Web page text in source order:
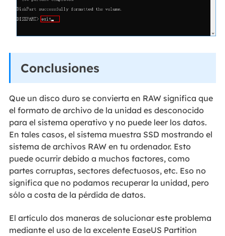
Conclusiones
Que un disco duro se convierta en RAW significa que
el formato de archivo de la unidad es desconocido
para el sistema operativo y no puede leer los datos.
En tales casos, el sistema muestra SSD mostrando el
sistema de archivos RAW en tu ordenador. Esto
puede ocurrir debido a muchos factores, como
partes corruptas, sectores defectuosos, etc. Eso no
significa que no podamos recuperar la unidad, pero
sólo a costa de la pérdida de datos.
El artículo dos maneras de solucionar este problema
mediante el uso de la excelente EaseUS Partition